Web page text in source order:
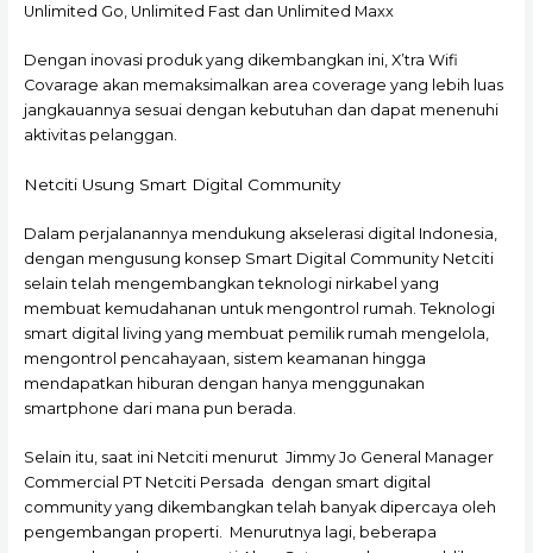
Unlimited Go, Unlimited Fast dan Unlimited Maxx
Dengan inovasi produk yang dikembangkan ini, X’tra Wifi
Covarage akan memaksimalkan area coverage yang lebih luas
jangkauannya sesuai dengan kebutuhan dan dapat menenuhi
aktivitas pelanggan.
Netciti Usung Smart Digital Community
Dalam perjalanannya mendukung akselerasi digital Indonesia,
dengan mengusung konsep Smart Digital Community Netciti
selain telah mengembangkan teknologi nirkabel yang
membuat kemudahanan untuk mengontrol rumah. Teknologi
smart digital living yang membuat pemilik rumah mengelola,
mengontrol pencahayaan, sistem keamanan hingga
mendapatkan hiburan dengan hanya menggunakan
smartphone dari mana pun berada.
Selain itu, saat ini Netciti menurut Jimmy Jo General Manager
Commercial PT Netciti Persada dengan smart digital
community yang dikembangkan telah banyak dipercaya oleh
pengembangan properti. Menurutnya lagi, beberapa